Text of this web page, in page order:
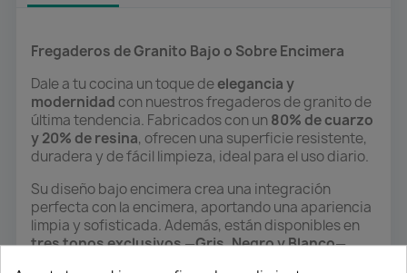
Fregaderos de Granito Bajo o Sobre Encimera
Dale a tu cocina un toque deelegancia y
modernidad con nuestros fregaderos de granito de
última tendencia. Fabricados con un 80% de cuarzo
y 20% de resina, ofrecen una superficie resistente,
duradera y de fácil limpieza, ideal para el uso diario.
Su diseño bajo encimera crea una integración
perfecta con la encimera, aportando una apariencia
limpia y sofisticada. Además, están disponibles en
tres tonos exclusivos—Gris, Negro y Blanco—